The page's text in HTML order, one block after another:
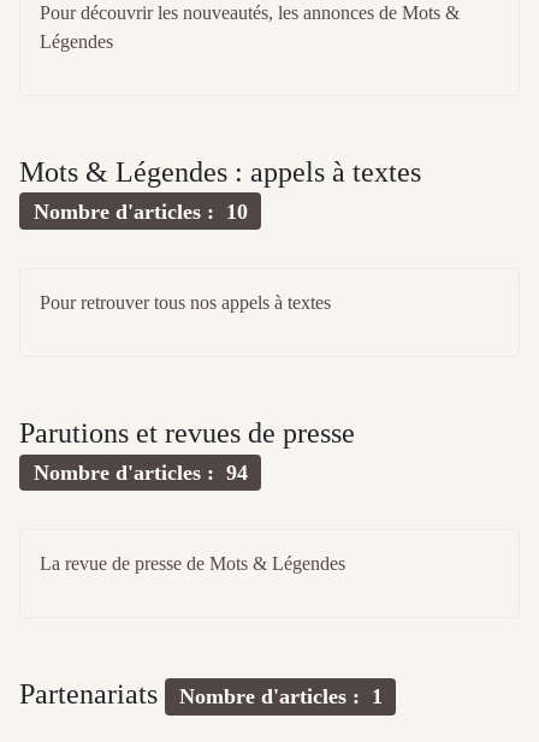
Pour découvrir les nouveautés, les annonces de Mots &
Légendes
Mots & Légendes : appels à textes
Nombre d'articles : 10
Pour retrouver tous nos appels à textes
Parutions et revues de presse
Nombre d'articles : 94
La revue de presse de Mots & Légendes
Partenariats Nombre d'articles : 1